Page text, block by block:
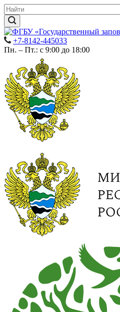
+7-8142-445033
Пн. – Пт.: с 9:00 до 18:00